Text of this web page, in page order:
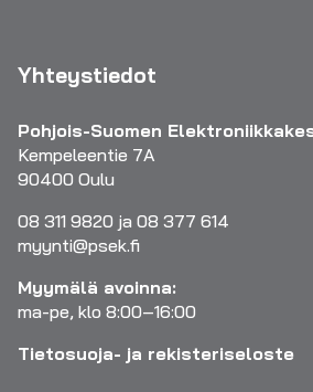
Yhteystiedot
Pohjois-Suomen
Kempeleentie 7A
90400 Oulu
08 311 9820 ja 08 377 614
myynti@psek.fi
Myymälä avoinna:
ma-pe, klo 8:00–16:00
Tietosuoja- ja rekisteriseloste